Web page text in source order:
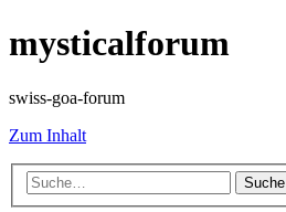
mysticalforum
swiss-goa-forum
Zum Inhalt
Suche